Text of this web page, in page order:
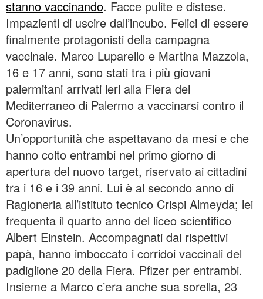
stanno vaccinando. Facce pulite e distese.
Impazienti di uscire dall’incubo. Felici di essere
finalmente protagonisti della campagna
vaccinale. Marco Luparello e Martina Mazzola,
16 e 17 anni, sono stati tra i più giovani
palermitani arrivati ieri alla Fiera del
Mediterraneo di Palermo a vaccinarsi contro il
Coronavirus.
Un’opportunità che aspettavano da mesi e che
hanno colto entrambi nel primo giorno di
apertura del nuovo target, riservato ai cittadini
tra i 16 e i 39 anni. Lui è al secondo anno di
Ragioneria all’istituto tecnico Crispi Almeyda; lei
frequenta il quarto anno del liceo scientifico
Albert Einstein. Accompagnati dai rispettivi
papà, hanno imboccato i corridoi vaccinali del
padiglione 20 della Fiera. Pfizer per entrambi.
Insieme a Marco c’era anche sua sorella, 23